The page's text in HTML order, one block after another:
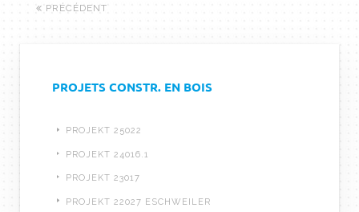
PRÉCÉDENT
PROJETS CONSTR. EN BOIS
PROJEKT 25022
PROJEKT 24016.1
PROJEKT 23017
PROJEKT 22027 ESCHWEILER